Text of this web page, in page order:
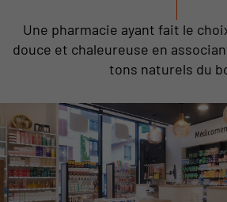
Une pharmacie ayant fait le
douce et chaleureuse en
tons naturels du